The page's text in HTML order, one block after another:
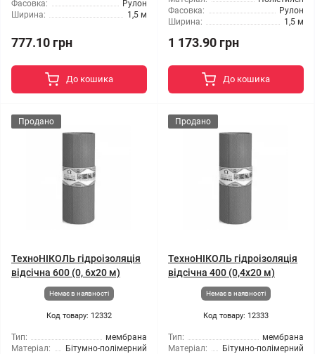
Фасовка:
Рулон
Ширина:
1,5 м
777.10 грн
До кошика
Фасовка:
Рулон
Ширина:
1,5 м
1 173.90 грн
До кошика
Продано
ТехноНІКОЛЬ гідроізоляція
відсічна 600 (0, 6x20 м)
Немає в наявності
Код товару: 12332
Тип:
мембрана
Матеріал:
Бітумно-полімерний
Продано
ТехноНІКОЛЬ гідроізоляція
відсічна 400 (0,4х20 м)
Немає в наявності
Код товару: 12333
Тип:
мембрана
Матеріал:
Бітумно-полімерний